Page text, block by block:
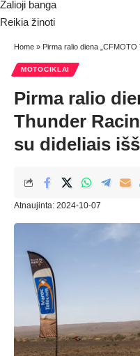
Žalioji banga
Reikia žinoti
Home » Pirma ralio diena „CFMOTO
MOTOCIKLAI
Pirma ralio
Thunder
su dideliais
Atnaujinta: 2024-10-07